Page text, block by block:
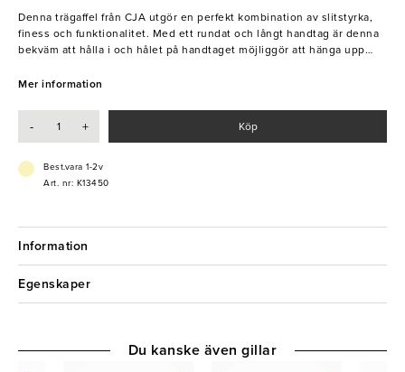
Denna trägaffel från CJA utgör en perfekt kombination av slitstyrka,
finess och funktionalitet. Med ett rundat och långt handtag är denna
bekväm att hålla i och hålet på handtaget möjliggör att hänga upp
Mer information
- + Köp
Best.vara 1-2v
Art. nr: K13450
Information
Egenskaper
Du kanske även gillar